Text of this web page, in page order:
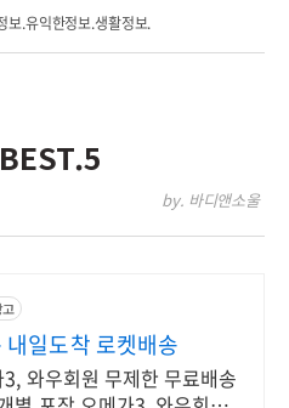
보.유익한정보.생활정보.
by. 바디앤소울
일도착 로켓배송
와우회원 무제한 무료배송